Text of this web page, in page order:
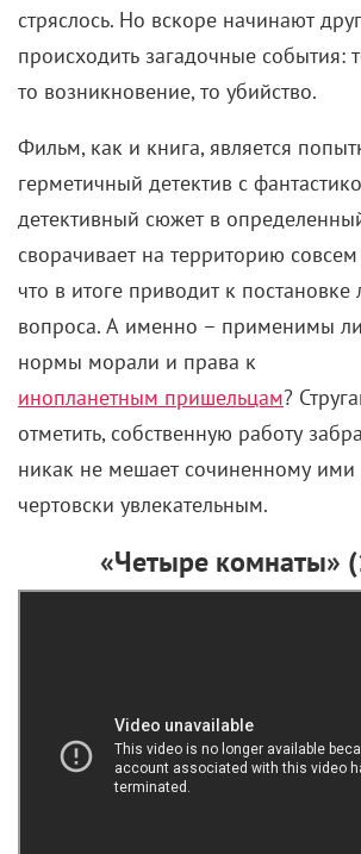
стряслось. Но вскоре начинают
происходить загадочные события:
то возникновение, то убийство.
Фильм, как и книга, является
герметичный детектив с
детективный сюжет в
сворачивает на территорию
что в итоге приводит к
вопроса. А именно – применимы
нормы морали и права к
инопланетным пришельцам?
отметить, собственную работу
никак не мешает сочиненному ими
чертовски увлекательным.
«Четыре комнаты»